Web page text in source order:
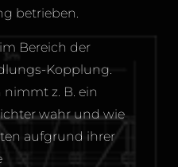
betrieben.
Bereich der
Kopplung.
z. B. ein
wahr und wie
aufgrund ihrer